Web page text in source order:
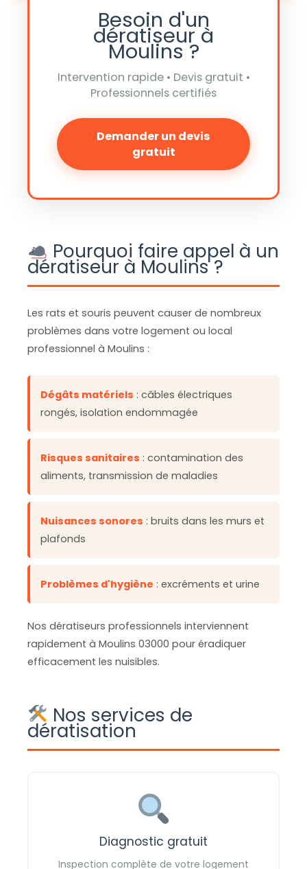
Besoin d'un
dératiseur à
Moulins ?
Intervention rapide • Devis gratuit •
Professionnels certifiés
Demander un devis
gratuit
Pourquoi faire appel à un
dératiseur à Moulins ?
Les rats et souris peuvent causer de nombreux
problèmes dans votre logement ou local
professionnel à Moulins :
Dégâts matériels : câbles électriques
rongés, isolation endommagée
Risques sanitaires : contamination des
aliments, transmission de maladies
Nuisances sonores : bruits dans les murs et
plafonds
Problèmes d'hygiène : excréments et urine
Nos dératiseurs professionnels interviennent
rapidement à Moulins 03000 pour éradiquer
efficacement les nuisibles.
Nos services de
dératisation
Diagnostic gratuit
Inspection complète de votre logement